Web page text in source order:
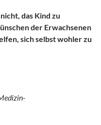
das Kind zu
der Erwachsenen
sich selbst wohler zu